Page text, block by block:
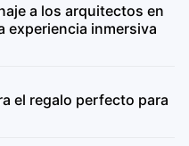
a los arquitectos en
experiencia inmersiva
el regalo perfecto para